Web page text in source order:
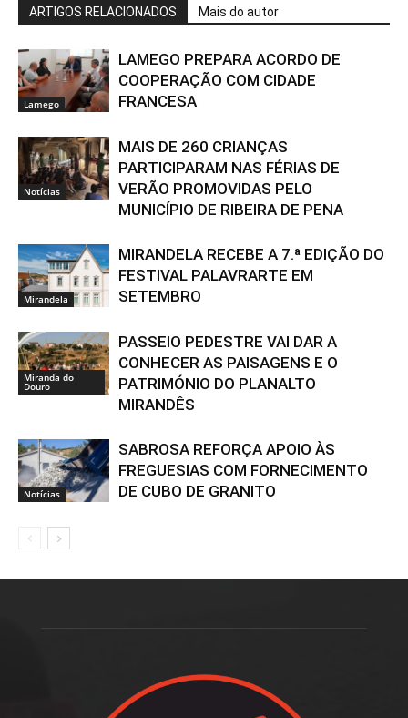
ARTIGOS RELACIONADOS Mais do autor
Lamego
LAMEGO PREPARA ACORDO DE
COOPERAÇÃO COM CIDADE
FRANCESA
Notícias
MAIS DE 260 CRIANÇAS
PARTICIPARAM NAS FÉRIAS DE
VERÃO PROMOVIDAS PELO
MUNICÍPIO DE RIBEIRA DE PENA
Mirandela
MIRANDELA RECEBE A 7.ª EDIÇÃO DO
FESTIVAL PALAVRARTE EM
SETEMBRO
Miranda do
Douro
PASSEIO PEDESTRE VAI DAR A
CONHECER AS PAISAGENS E O
PATRIMÓNIO DO PLANALTO
MIRANDÊS
Notícias
SABROSA REFORÇA APOIO ÀS
FREGUESIAS COM FORNECIMENTO
DE CUBO DE GRANITO